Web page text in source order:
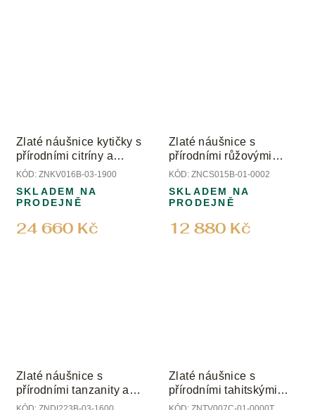
Zlaté náušnice kytičky s
přírodními citríny a
diamanty
KÓD: ZNKV016B-03-1900
24 660 Kč
SKLADEM NA
PRODEJNĚ
Zlaté náušnice s
přírodními růžovými
turmalíny
KÓD: ZNCS015B-01-0002
12 880 Kč
SKLADEM NA
PRODEJNĚ
Zlaté náušnice s
přírodními tanzanity a
diamanty
Zlaté náušnice s
přírodními tahitskými
perlami